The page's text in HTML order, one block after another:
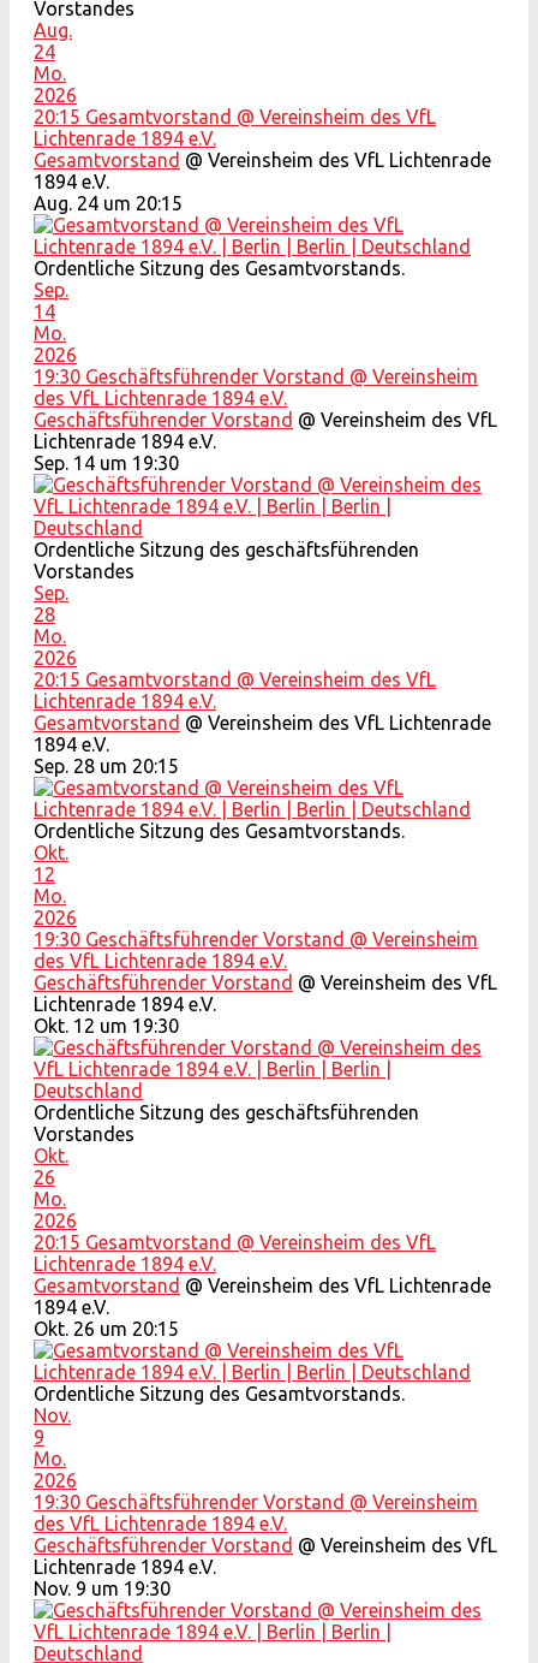
Vorstandes
Aug.
24
Mo.
2026
20:15 Gesamtvorstand @ Vereinsheim des VfL
Lichtenrade 1894 e.V.
Gesamtvorstand @ Vereinsheim des VfL Lichtenrade
1894 e.V.
Aug. 24 um 20:15
Ordentliche Sitzung des Gesamtvorstands.
Sep.
14
Mo.
2026
19:30 Geschäftsführender Vorstand @ Vereinsheim
des VfL Lichtenrade 1894 e.V.
Geschäftsführender Vorstand @ Vereinsheim des VfL
Lichtenrade 1894 e.V.
Sep. 14 um 19:30
Ordentliche Sitzung des geschäftsführenden
Vorstandes
Sep.
28
Mo.
2026
20:15 Gesamtvorstand @ Vereinsheim des VfL
Lichtenrade 1894 e.V.
Gesamtvorstand @ Vereinsheim des VfL Lichtenrade
1894 e.V.
Sep. 28 um 20:15
Ordentliche Sitzung des Gesamtvorstands.
Okt.
12
Mo.
2026
19:30 Geschäftsführender Vorstand @ Vereinsheim
des VfL Lichtenrade 1894 e.V.
Geschäftsführender Vorstand @ Vereinsheim des VfL
Lichtenrade 1894 e.V.
Okt. 12 um 19:30
Ordentliche Sitzung des geschäftsführenden
Vorstandes
Okt.
26
Mo.
2026
20:15 Gesamtvorstand @ Vereinsheim des VfL
Lichtenrade 1894 e.V.
Gesamtvorstand @ Vereinsheim des VfL Lichtenrade
1894 e.V.
Okt. 26 um 20:15
Ordentliche Sitzung des Gesamtvorstands.
Nov.
9
Mo.
2026
19:30 Geschäftsführender Vorstand @ Vereinsheim
des VfL Lichtenrade 1894 e.V.
Geschäftsführender Vorstand @ Vereinsheim des VfL
Lichtenrade 1894 e.V.
Nov. 9 um 19:30